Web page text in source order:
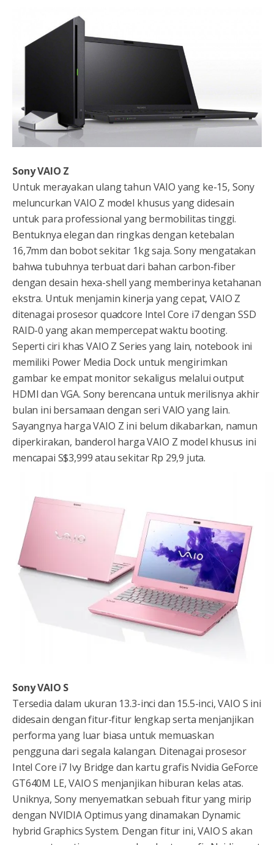
Sony VAIO Z
Untuk merayakan ulang tahun VAIO yang ke-15, Sony
meluncurkan VAIO Z model khusus yang didesain
untuk para professional yang bermobilitas tinggi.
Bentuknya elegan dan ringkas dengan ketebalan
16,7mm dan bobot sekitar 1kg saja. Sony mengatakan
bahwa tubuhnya terbuat dari bahan carbon-fiber
dengan desain hexa-shell yang memberinya ketahanan
ekstra. Untuk menjamin kinerja yang cepat, VAIO Z
ditenagai prosesor quadcore Intel Core i7 dengan SSD
RAID-0 yang akan mempercepat waktu booting.
Seperti ciri khas VAIO Z Series yang lain, notebook ini
memiliki Power Media Dock untuk mengirimkan
gambar ke empat monitor sekaligus melalui output
HDMI dan VGA. Sony berencana untuk merilisnya akhir
bulan ini bersamaan dengan seri VAIO yang lain.
Sayangnya harga VAIO Z ini belum dikabarkan, namun
diperkirakan, banderol harga VAIO Z model khusus ini
mencapai S$3,999 atau sekitar Rp 29,9 juta.
Sony VAIO S
Tersedia dalam ukuran 13.3-inci dan 15.5-inci, VAIO S ini
didesain dengan fitur-fitur lengkap serta menjanjikan
performa yang luar biasa untuk memuaskan
pengguna dari segala kalangan. Ditenagai prosesor
Intel Core i7 Ivy Bridge dan kartu grafis Nvidia GeForce
GT640M LE, VAIO S menjanjikan hiburan kelas atas.
Uniknya, Sony menyematkan sebuah fitur yang mirip
dengan NVIDIA Optimus yang dinamakan Dynamic
hybrid Graphics System. Dengan fitur ini, VAIO S akan